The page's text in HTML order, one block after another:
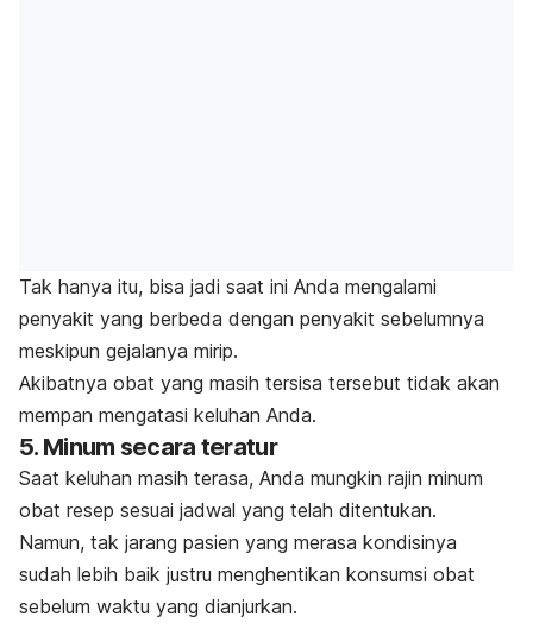
Tak hanya itu, bisa jadi saat ini Anda mengalami
penyakit yang berbeda dengan penyakit sebelumnya
meskipun gejalanya mirip.
Akibatnya obat yang masih tersisa tersebut tidak akan
mempan mengatasi keluhan Anda.
5. Minum secara teratur
Saat keluhan masih terasa, Anda mungkin rajin minum
obat resep sesuai jadwal yang telah ditentukan.
Namun, tak jarang pasien yang merasa kondisinya
sudah lebih baik justru menghentikan konsumsi obat
sebelum waktu yang dianjurkan.